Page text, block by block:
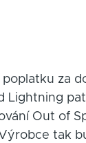
za
Lightning
Out of
tak